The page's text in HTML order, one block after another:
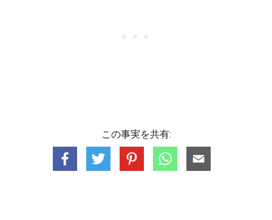
この事実を共有: